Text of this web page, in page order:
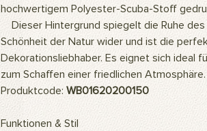
hochwertigem Polyester-Scuba-Stoff
Dieser Hintergrund spiegelt die Ruhe
Schönheit der Natur wider und ist die
Dekorationsliebhaber. Es eignet sich ideal
zum Schaffen einer friedlichen Atmosphäre.
Produktcode: WB01620200150
Funktionen & Stil